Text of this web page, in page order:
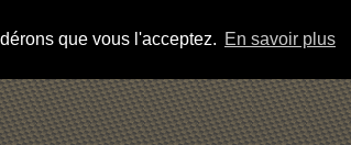
que vous l'acceptez. En savoir plus